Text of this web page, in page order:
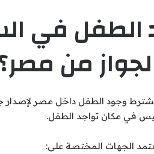
في
من
يشترط وجود الطفل داخل مصر
في مكان تواجد الطفل.
الجهات المختصة على: